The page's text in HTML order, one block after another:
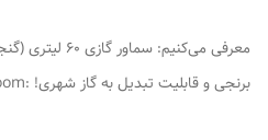
برنجی و قابلیت تبدیل به گاز شهری! :boom: